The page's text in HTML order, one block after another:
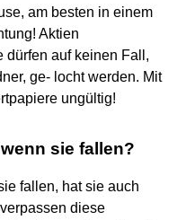
am besten in einem
Aktien
dürfen auf keinen Fall,
ge- locht werden. Mit
ungültig!
sie fallen?
fallen, hat sie auch
diese